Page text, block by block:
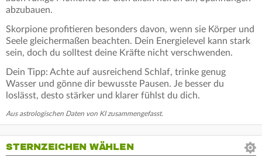
abzubauen.
Skorpione profitieren besonders davon, wenn sie Körper und
Seele gleichermaßen beachten. Dein Energielevel kann stark
sein, doch du solltest deine Kräfte nicht verschwenden.
Dein Tipp: Achte auf ausreichend Schlaf, trinke genug
Wasser und gönne dir bewusste Pausen. Je besser du
loslässt, desto stärker und klarer fühlst du dich.
Aus astrologischen Daten von KI zusammengefasst.
STERNZEICHEN WÄHLEN